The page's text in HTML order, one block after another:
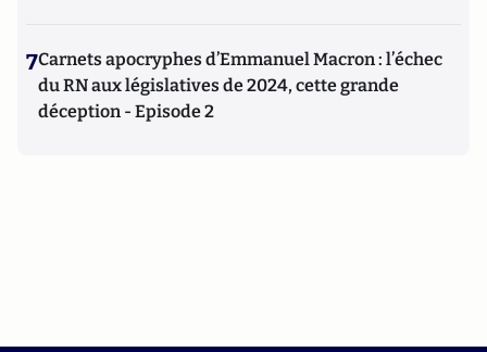
7Carnets apocryphes d’Emmanuel Macron : l’échec
du RN aux législatives de 2024, cette grande
déception - Episode 2